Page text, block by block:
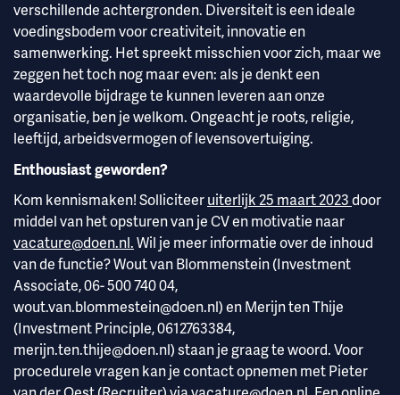
verschillende achtergronden. Diversiteit is een ideale
voedingsbodem voor creativiteit, innovatie en
samenwerking. Het spreekt misschien voor zich, maar we
zeggen het toch nog maar even: als je denkt een
waardevolle bijdrage te kunnen leveren aan onze
organisatie, ben je welkom. Ongeacht je roots, religie,
leeftijd, arbeidsvermogen of levensovertuiging.
Enthousiast geworden?
Kom kennismaken! Solliciteeruiterlijk 25 maart 2023door
middel van het opsturen van je CV en motivatie naar
vacature@doen.nl.Wil je meer informatie over de inhoud
van de functie? Wout van Blommenstein (Investment
Associate, 06- 500 740 04,
wout.van.blommestein@doen.nl) en Merijn ten Thije
(Investment Principle, 0612763384,
merijn.ten.thije@doen.nl) staan je graag te woord. Voor
procedurele vragen kan je contact opnemen met Pieter